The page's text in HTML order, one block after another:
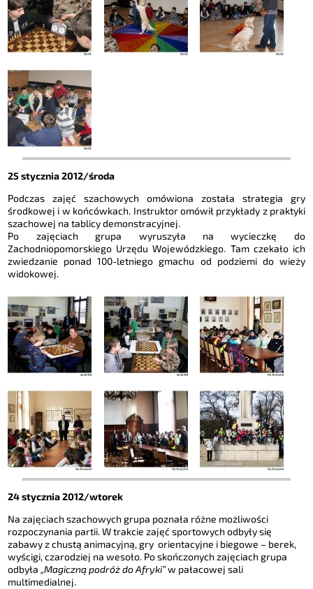
25 stycznia 2012/środa
Podczas zajęć szachowych omówiona została strategia gry
środkowej i w końcówkach. Instruktor omówił przykłady z praktyki
szachowej na tablicy demonstracyjnej.
Po zajęciach grupa wyruszyła na wycieczkę do
Zachodniopomorskiego Urzędu Wojewódzkiego. Tam czekało ich
zwiedzanie ponad 100-letniego gmachu od podziemi do wieży
widokowej.
24 stycznia 2012/wtorek
Na zajęciach szachowych grupa poznała różne możliwości
rozpoczynania partii. W trakcie zajęć sportowych odbyły się
zabawy z chustą animacyjną, gry orientacyjne i biegowe – berek,
wyścigi, czarodziej na wesoło. Po skończonych zajęciach grupa
odbyła„Magiczną podróż do Afryki”w pałacowej sali
multimedialnej.